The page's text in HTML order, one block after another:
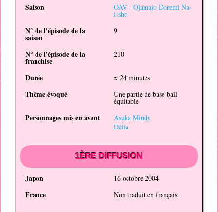
Saison OAV - Ojamajo Doremi Na-
i-sho
N° de l'épisode de la
saison
9
N° de l'épisode de la
franchise
210
Durée ≈ 24 minutes
Thème évoqué Une partie de base-ball
équitable
Personnages mis en avant
Asuka Mindy
Délia
1ÈRE DIFFUSION
Japon 16 octobre 2004
France Non traduit en français